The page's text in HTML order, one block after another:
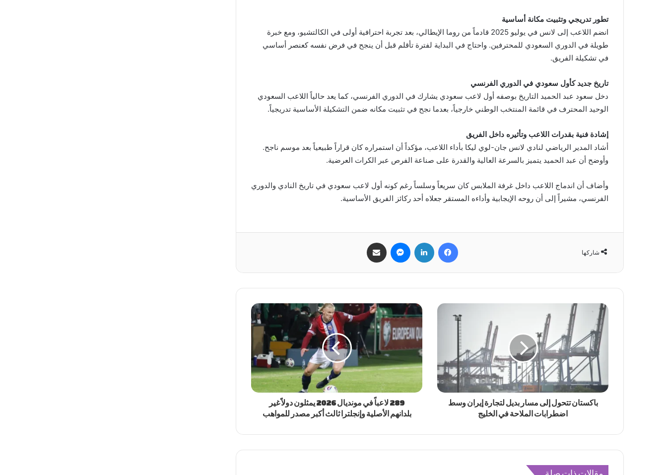
تطور تدريجي وتثبيت مكانة أساسية
انضم اللاعب إلى لانس في يوليو 2025 قادماً من روما الإيطالي، بعد تجربة احترافية أولى في الكالتشيو، ومع خبرة
طويلة في الدوري السعودي للمحترفين. واحتاج في البداية لفترة تأقلم قبل أن ينجح في فرض نفسه كعنصر أساسي
في تشكيلة الفريق.
تاريخ جديد كأول سعودي في الدوري الفرنسي
دخل سعود عبد الحميد التاريخ بوصفه أول لاعب سعودي يشارك في الدوري الفرنسي، كما يعد حالياً اللاعب السعودي
الوحيد المحترف في قائمة المنتخب الوطني خارجياً، بعدما نجح في تثبيت مكانه ضمن التشكيلة الأساسية تدريجياً.
إشادة فنية بقدرات اللاعب وتأثيره داخل الفريق
أشاد المدير الرياضي لنادي لانس جان-لوي ليكا بأداء اللاعب، مؤكداً أن استمراره كان قراراً طبيعياً بعد موسم ناجح.
وأوضح أن عبد الحميد يتميز بالسرعة العالية والقدرة على صناعة الفرص عبر الكرات العرضية.
وأضاف أن اندماج اللاعب داخل غرفة الملابس كان سريعاً وسلساً رغم كونه أول لاعب سعودي في تاريخ النادي والدوري
الفرنسي، مشيراً إلى أن روحه الإيجابية وأداءه المستقر جعلاه أحد ركائز الفريق الأساسية.
شاركها
فيسبوك لينكدإن ماسنجر
باكستان تتحول إلى مسار بديل لتجارة إيران وسط
اضطرابات الملاحة في الخليج
289 لاعباً في مونديال 2026 يمثلون دولاً غير
بلدانهم الأصلية وإنجلترا ثالث أكبر مصدر للمواهب